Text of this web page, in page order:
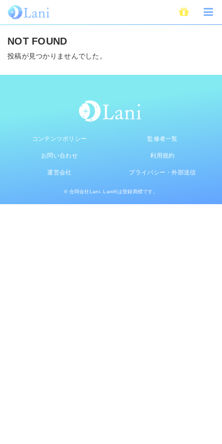
個人情報
NOT FOUND
投稿が見つかりませんでした。
コンテンツポリシー 監修者一覧
お問い合わせ 利用規約
運営会社 プライバシー・外部送信
© 合同会社Lani. Lani®は登録商標です。